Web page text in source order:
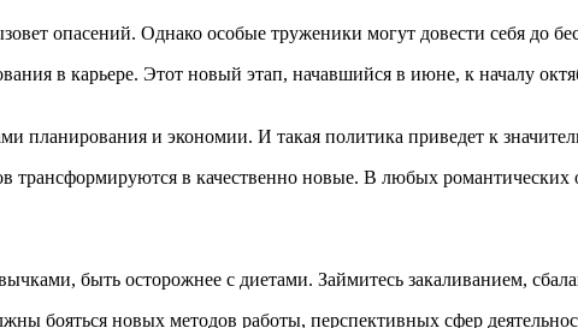
опасений. Однако особые труженики могут довести себя до
в карьере. Этот новый этап, начавшийся в июне, к началу
планирования и экономии. И такая политика приведет к
трансформируются в качественно новые. В любых романтических
быть осторожнее с диетами. Займитесь закаливанием,
бояться новых методов работы, перспективных сфер